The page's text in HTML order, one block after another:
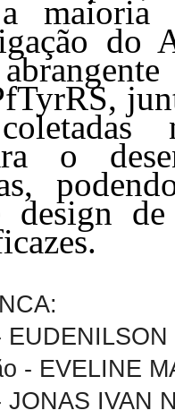
maioria
do
o
design
- EVELINE
IVAN